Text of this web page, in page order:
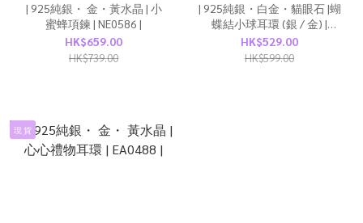
| 925純銀・ 金・黃水晶 | 小
蜜蜂項鍊 | NE0586 |
HK$659.00
HK$739.00
| 925純銀・白金・貓眼石 |蝴
蝶結小球耳環 (銀 / 金) |
EA0459 |
HK$529.00
HK$599.00
現 貨